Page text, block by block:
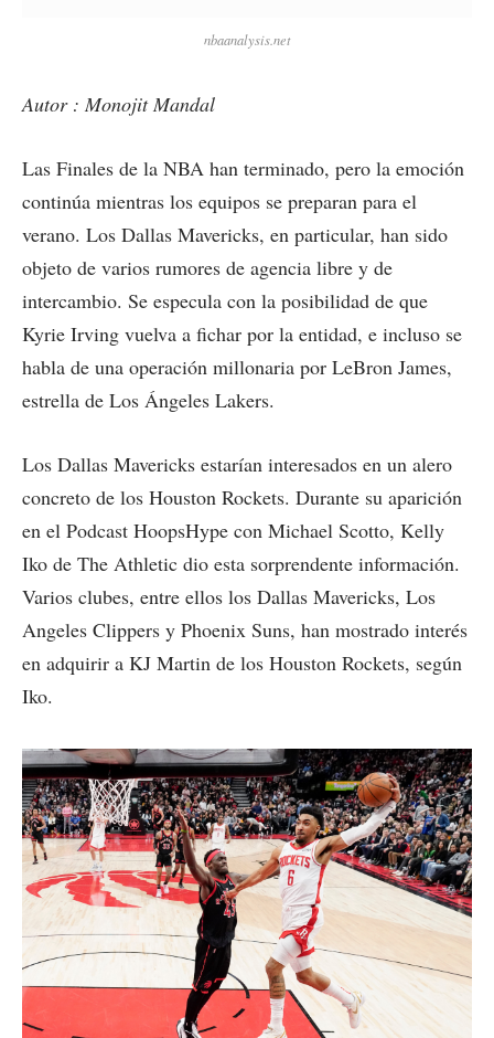
nbaanalysis.net
Autor : Monojit Mandal
Las Finales de la NBA han terminado, pero la emoción
continúa mientras los equipos se preparan para el
verano. Los Dallas Mavericks, en particular, han sido
objeto de varios rumores de agencia libre y de
intercambio. Se especula con la posibilidad de que
Kyrie Irving vuelva a fichar por la entidad, e incluso se
habla de una operación millonaria por LeBron James,
estrella de Los Ángeles Lakers.
Los Dallas Mavericks estarían interesados en un alero
concreto de los Houston Rockets. Durante su aparición
en el Podcast HoopsHype con Michael Scotto, Kelly
Iko de The Athletic dio esta sorprendente información.
Varios clubes, entre ellos los Dallas Mavericks, Los
Angeles Clippers y Phoenix Suns, han mostrado interés
en adquirir a KJ Martin de los Houston Rockets, según
Iko.